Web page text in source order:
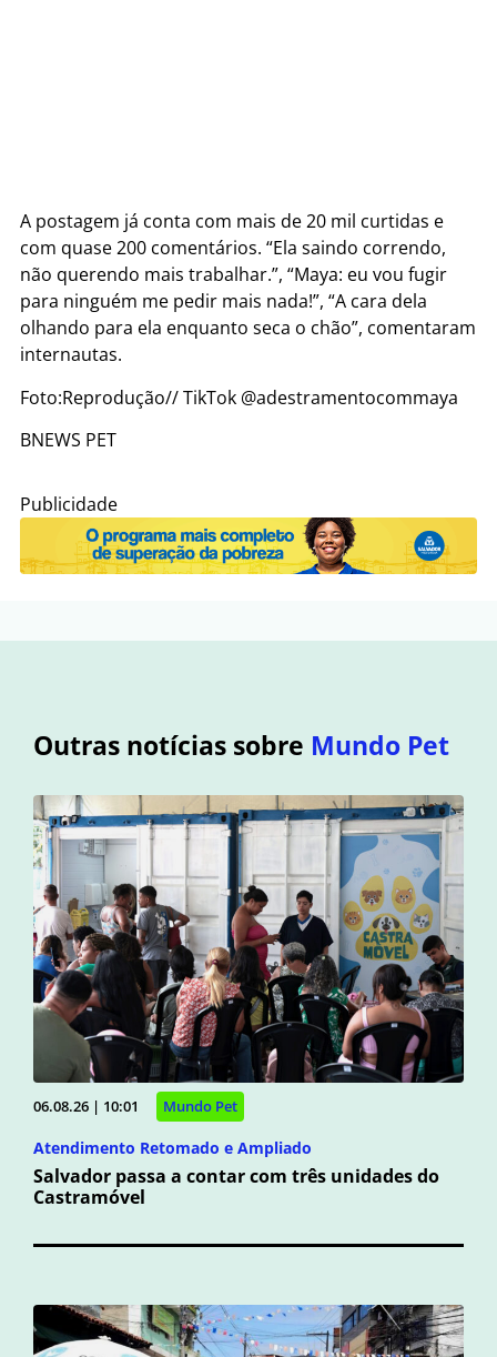
A postagem já conta com mais de 20 mil curtidas e
com quase 200 comentários. “Ela saindo correndo,
não querendo mais trabalhar.”, “Maya: eu vou fugir
para ninguém me pedir mais nada!”, “A cara dela
olhando para ela enquanto seca o chão”, comentaram
internautas.
Foto:Reprodução// TikTok @adestramentocommaya
BNEWS PET
Publicidade
Outras notícias sobre Mundo Pet
06.08.26 | 10:01 Mundo Pet
Atendimento Retomado e Ampliado
Salvador passa a contar com três unidades do
Castramóvel